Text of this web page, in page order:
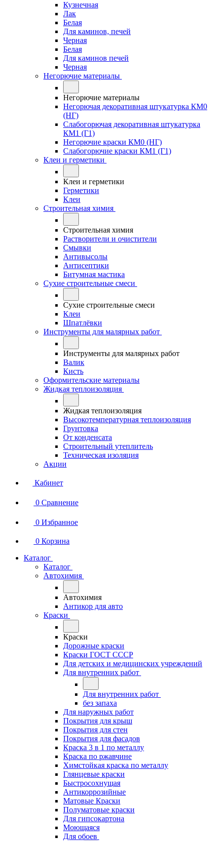
Кузнечная
Лак
Белая
Для каминов, печей
Черная
Белая
Для каминов печей
Черная
Негорючие материалы
Негорючие материалы
Негорючая декоративная штукатурка КМ0
(НГ)
Слабогорючая декоративная штукатурка
КМ1 (Г1)
Негорючие краски КМ0 (НГ)
Слабогорючие краски КМ1 (Г1)
Клеи и герметики
Клеи и герметики
Герметики
Клеи
Строительная химия
Строительная химия
Растворители и очистители
Смывки
Антивысолы
Антисептики
Битумная мастика
Сухие строительные смеси
Сухие строительные смеси
Клеи
Шпатлёвки
Инструменты для малярных работ
Инструменты для малярных работ
Валик
Кисть
Оформительские материалы
Жидкая теплоизоляция
Жидкая теплоизоляция
Высокотемпературная теплоизоляция
Грунтовка
От конденсата
Строительный утеплитель
Техническая изоляция
Акции
Кабинет
0 Сравнение
0 Избранное
0 Корзина
Каталог
Каталог
Автохимия
Автохимия
Антикор для авто
Краски
Краски
Дорожные краски
Краски ГОСТ СССР
Для детских и медицинских учреждений
Для внутренних работ
Для внутренних работ
без запаха
Для наружных работ
Покрытия для крыш
Покрытия для стен
Покрытия для фасадов
Краска 3 в 1 по металлу
Краска по ржавчине
Химстойкая краска по металлу
Глянцевые краски
Быстросохнущая
Антикоррозийные
Матовые Краски
Полуматовые краски
Для гипсокартона
Моющаяся
Для обоев